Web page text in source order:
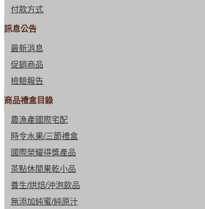
付款方式
訊息公告
最新消息
促銷商品
檢驗報告
商品禮盒目錄
農漁產國際宅配
時令水果/三節禮盒
國際榮耀得獎產品
茶點休閒果乾小品
養生/烘焙/沖泡飲品
無添加純蜜/純原汁